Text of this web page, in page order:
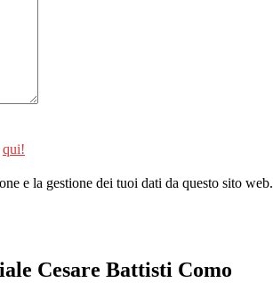
qui!
e la gestione dei tuoi dati da questo sito web.
Cesare Battisti Como